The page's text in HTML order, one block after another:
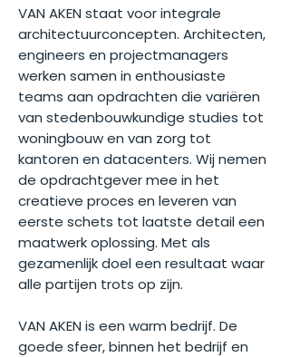
VAN AKEN staat voor integrale
architectuurconcepten. Architecten,
engineers en projectmanagers
werken samen in enthousiaste
teams aan opdrachten die variëren
van stedenbouwkundige studies tot
woningbouw en van zorg tot
kantoren en datacenters. Wij nemen
de opdrachtgever mee in het
creatieve proces en leveren van
eerste schets tot laatste detail een
maatwerk oplossing. Met als
gezamenlijk doel een resultaat waar
alle partijen trots op zijn.
VAN AKEN is een warm bedrijf. De
goede sfeer, binnen het bedrijf en